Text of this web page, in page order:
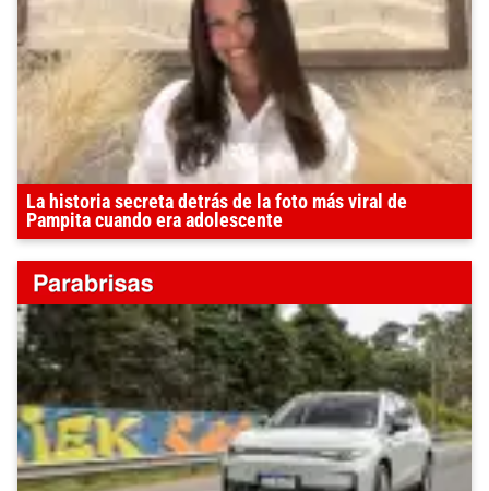
La historia secreta detrás de la foto más viral de
Pampita cuando era adolescente